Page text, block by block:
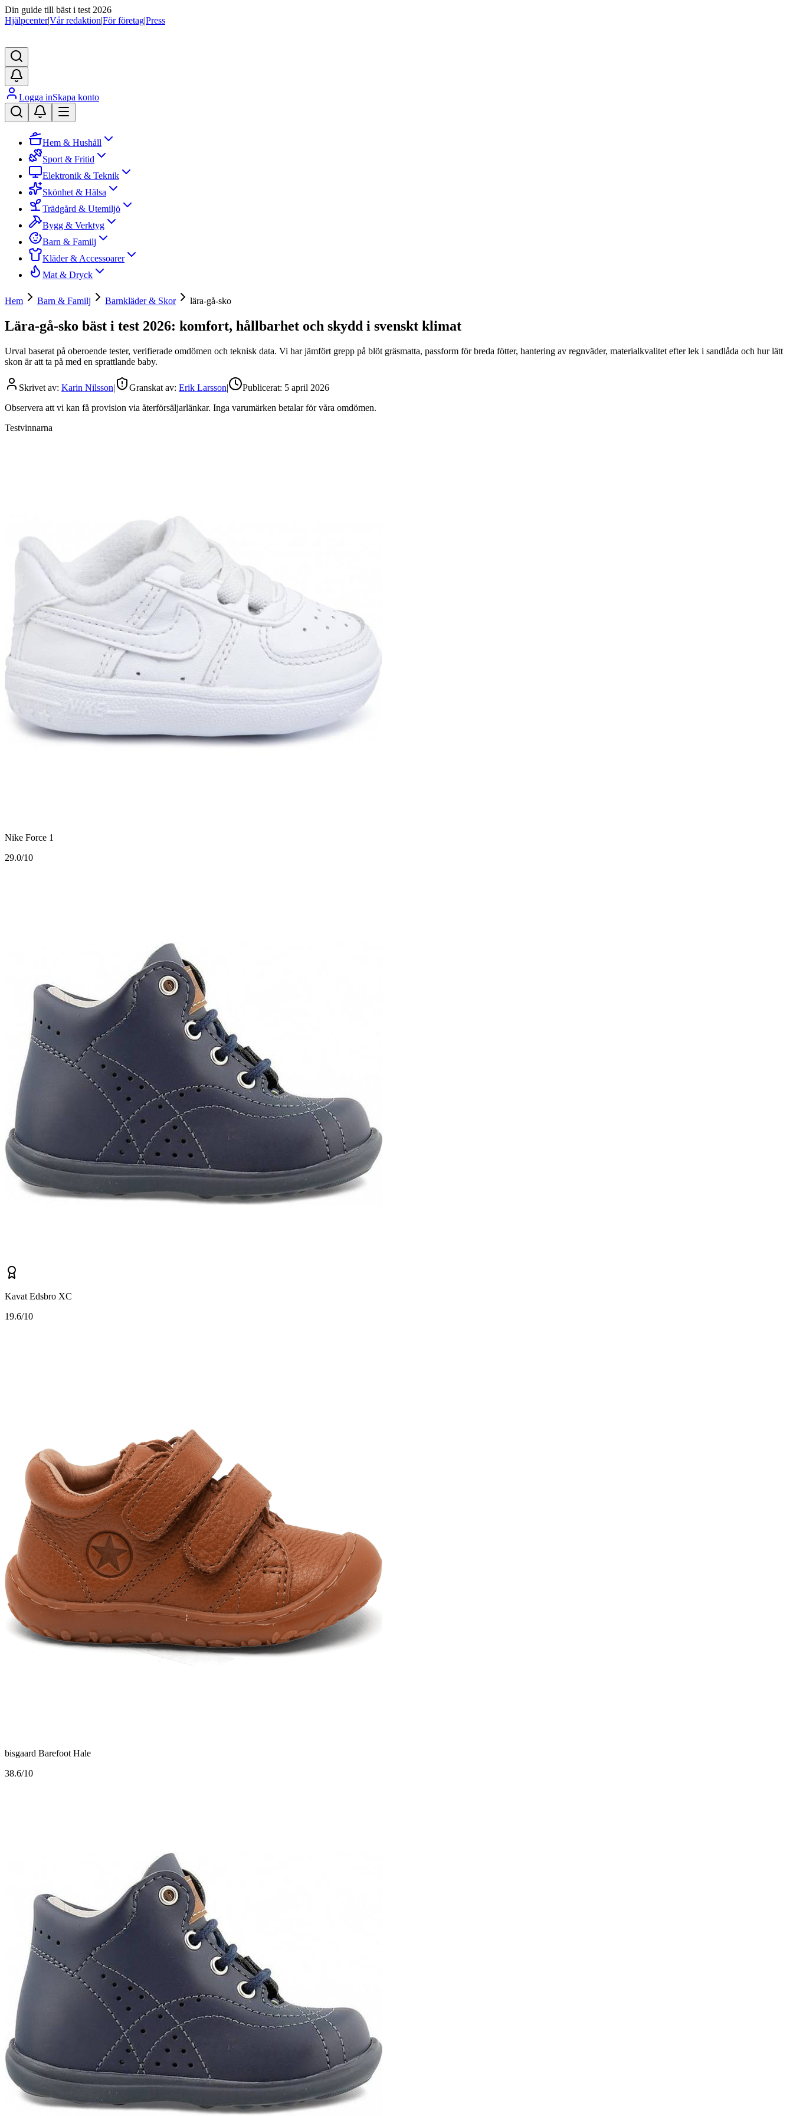
Din guide till bäst i test 2026
Hjälpcenter|Vår redaktion|För företag|Press
Logga inSkapa konto
Hem & Hushåll
Sport & Fritid
Elektronik & Teknik
Skönhet & Hälsa
Trädgård & Utemiljö
Bygg & Verktyg
Barn & Familj
Kläder & Accessoarer
Mat & Dryck
Hem Barn & Familj Barnkläder & Skor lära-gå-sko
Lära-gå-sko bäst i test 2026: komfort, hållbarhet och skydd i svenskt klimat
Urval baserat på oberoende tester, verifierade omdömen och teknisk data. Vi har jämfört grepp på blöt gräsmatta, passform för breda fötter, hantering av regnväder, materialkvalitet efter lek i sandlåda och hur lätt
skon är att ta på med en sprattlande baby.
Skrivet av: Karin Nilsson| Granskat av: Erik Larsson| Publicerat: 5 april 2026
Observera att vi kan få provision via återförsäljarlänkar. Inga varumärken betalar för våra omdömen.
Testvinnarna
Nike Force 1
29.0/10
Kavat Edsbro XC
19.6/10
bisgaard Barefoot Hale
38.6/10